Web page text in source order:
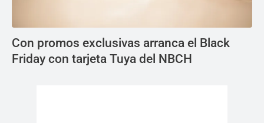
Con promos exclusivas arranca el Black
Friday con tarjeta Tuya del NBCH